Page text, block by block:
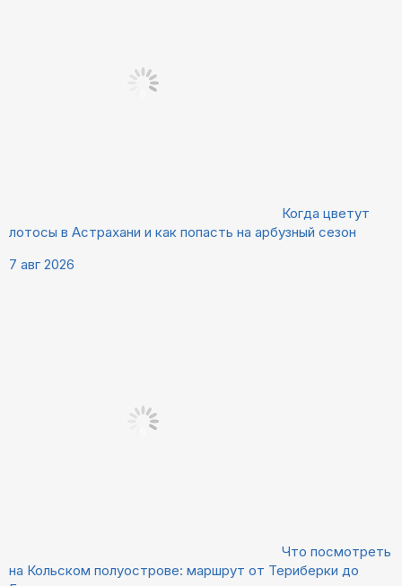
Когда цветут
лотосы в Астрахани и как попасть на арбузный сезон
7 авг 2026
Что посмотреть
на Кольском полуострове: маршрут от Териберки до